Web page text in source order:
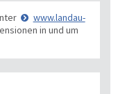
www.landau-
in und um